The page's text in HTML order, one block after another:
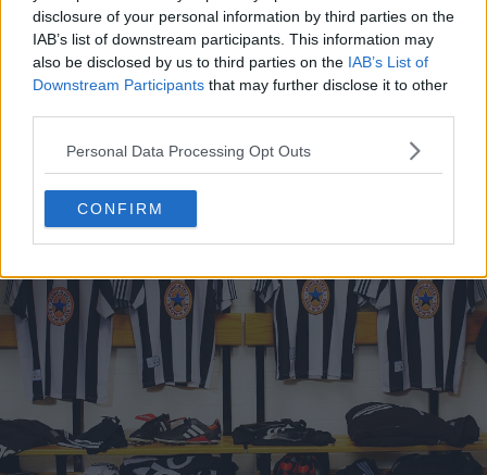
disclosure of your personal information by third parties on the
IAB’s list of downstream participants. This information may
also be disclosed by us to third parties on the IAB’s List of
Downstream Participants that may further disclose it to other
Personal Data Processing Opt Outs
CONFIRM